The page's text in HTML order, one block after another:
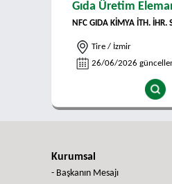
Gıda Üretim
NFC GIDA KİMYA İTH. İHR.
Tire / İzmir
26/06/2026
Kurumsal
- Başkanın Mesajı